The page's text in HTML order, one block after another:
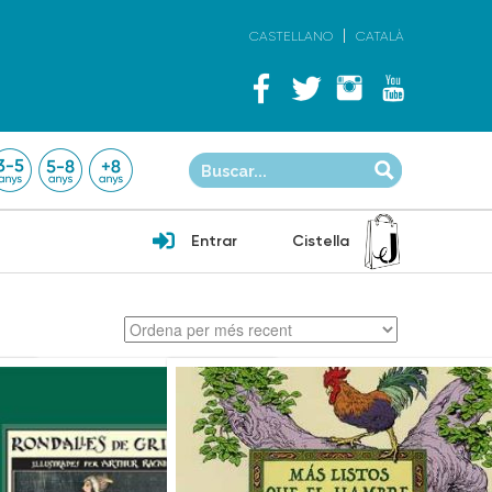
CASTELLANO CATALÀ
Entrar Cistella